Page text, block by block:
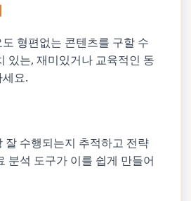
형편없는 콘텐츠를 구할 수
있는, 재미있거나 교육적인 동
요.
잘 수행되는지 추적하고 전략
분석 도구가 이를 쉽게 만들어